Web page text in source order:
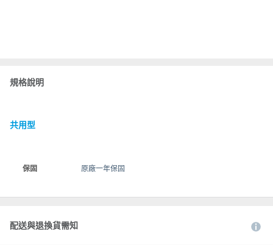
規格說明
共用型
保固 原廠一年保固
配送與退換貨需知